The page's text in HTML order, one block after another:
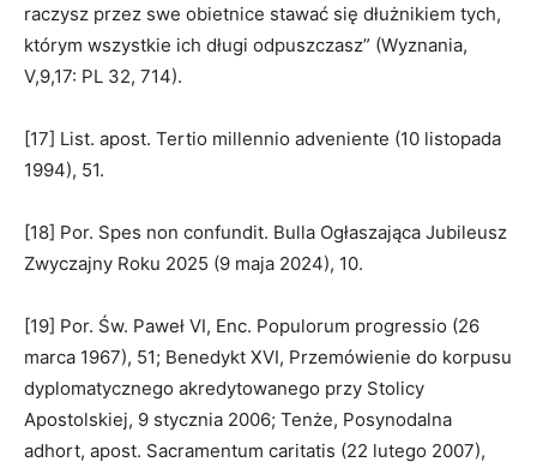
raczysz przez swe obietnice stawać się dłużnikiem tych,
którym wszystkie ich długi odpuszczasz” (Wyznania,
V,9,17: PL 32, 714).
[17] List. apost. Tertio millennio adveniente (10 listopada
1994), 51.
[18] Por. Spes non confundit. Bulla Ogłaszająca Jubileusz
Zwyczajny Roku 2025 (9 maja 2024), 10.
[19] Por. Św. Paweł VI, Enc. Populorum progressio (26
marca 1967), 51; Benedykt XVI, Przemówienie do korpusu
dyplomatycznego akredytowanego przy Stolicy
Apostolskiej, 9 stycznia 2006; Tenże, Posynodalna
adhort, apost. Sacramentum caritatis (22 lutego 2007),